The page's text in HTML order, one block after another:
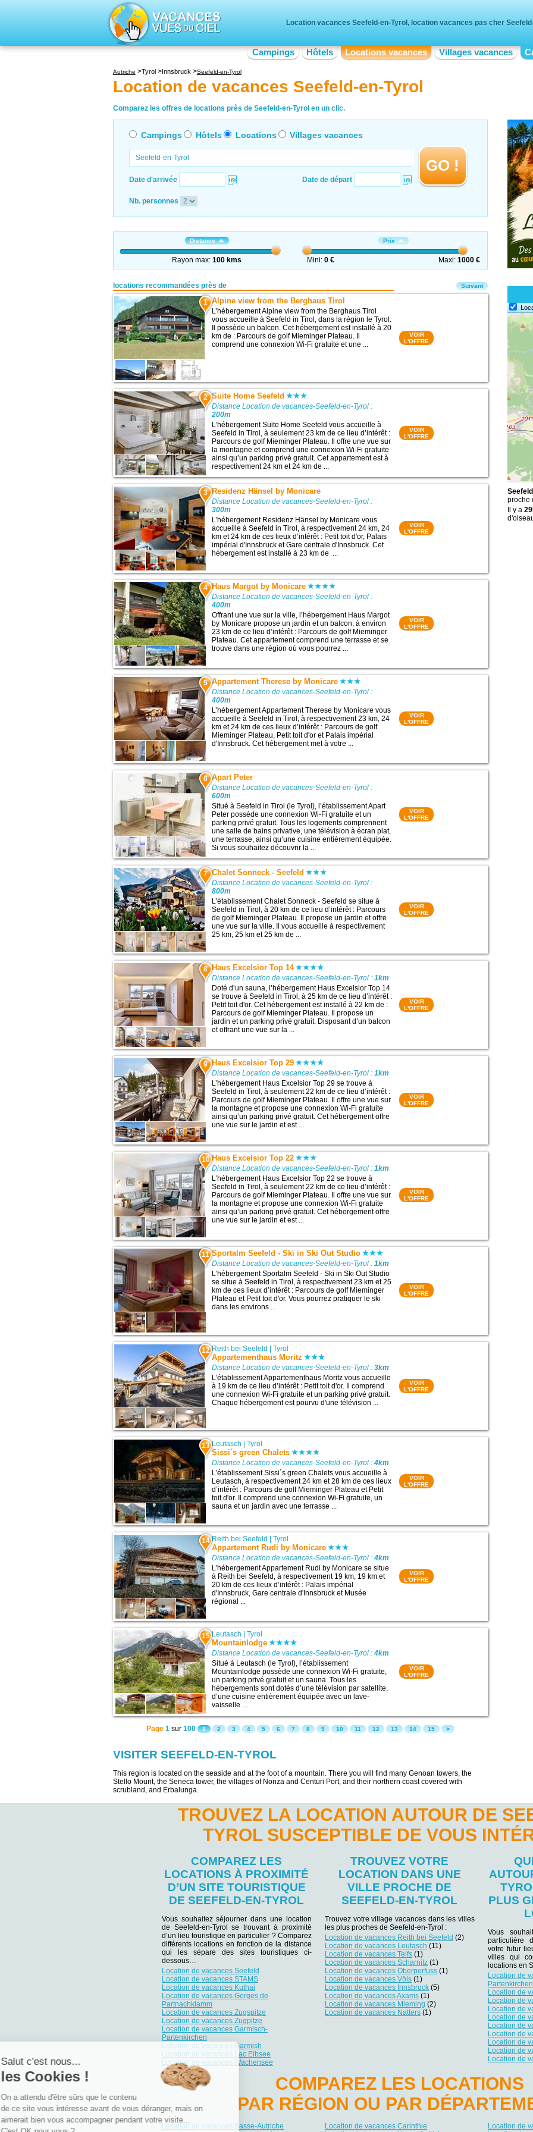
Location vacances Seefeld-en-Tyrol, location vacances pas cher
Campings Hôtels Locations vacances Villages vacances
Autriche Tyrol Innsbruck Seefeld-en-Tyrol
Location de vacances Seefeld-en-Tyrol
Comparez les offres de locations près de Seefeld-en-Tyrol en un clic.
Campings Hôtels Locations Villages vacances
Date d'arrivée Date de départ
GO !
Nb. personnes
Distance
Rayon max:100 kms
Prix
Mini: 0 € Maxi:1000 €
locations recommandées près de
1 Alpine view from the Berghaus Tirol
L’hébergement Alpine view from the Berghaus Tirol
vous accueille à Seefeld in Tirol, dans la région le Tyrol.
Il possède un balcon. Cet hébergement est installé à 20
km de : Parcours de golf Mieminger Plateau. Il
comprend une connexion Wi-Fi gratuite et une ...
VOIR
L'OFFRE
2 Suite Home Seefeld
Distance Location de vacances-Seefeld-en-Tyrol :
200m
L’hébergement Suite Home Seefeld vous accueille à
Seefeld in Tirol, à seulement 23 km de ce lieu d’intérêt :
Parcours de golf Mieminger Plateau. Il offre une vue sur
la montagne et comprend une connexion Wi-Fi gratuite
ainsi qu’un parking privé gratuit. Cet appartement est à
respectivement 24 km et 24 km de ...
VOIR
L'OFFRE
3 Residenz Hänsel by Monicare
Distance Location de vacances-Seefeld-en-Tyrol :
300m
L’hébergement Residenz Hänsel by Monicare vous
accueille à Seefeld in Tirol, à respectivement 24 km, 24
km et 24 km de ces lieux d’intérêt : Petit toit d'or, Palais
impérial d'Innsbruck et Gare centrale d'Innsbruck. Cet
hébergement est installé à 23 km de ...
VOIR
L'OFFRE
4 Haus Margot by Monicare
Distance Location de vacances-Seefeld-en-Tyrol :
400m
Offrant une vue sur la ville, l’hébergement Haus Margot
by Monicare propose un jardin et un balcon, à environ
23 km de ce lieu d’intérêt : Parcours de golf Mieminger
Plateau. Cet appartement comprend une terrasse et se
trouve dans une région où vous pourrez ...
VOIR
L'OFFRE
5 Appartement Therese by Monicare
Distance Location de vacances-Seefeld-en-Tyrol :
400m
L’hébergement Appartement Therese by Monicare vous
accueille à Seefeld in Tirol, à respectivement 23 km, 24
km et 24 km de ces lieux d’intérêt : Parcours de golf
Mieminger Plateau, Petit toit d'or et Palais impérial
d'Innsbruck. Cet hébergement met à votre ...
VOIR
L'OFFRE
6 Apart Peter
Distance Location de vacances-Seefeld-en-Tyrol :
600m
Situé à Seefeld in Tirol (le Tyrol), l’établissement Apart
Peter possède une connexion Wi-Fi gratuite et un
parking privé gratuit. Tous les logements comprennent
une salle de bains privative, une télévision à écran plat,
une terrasse, ainsi qu’une cuisine entièrement équipée.
Si vous souhaitez découvrir la ...
VOIR
L'OFFRE
7 Chalet Sonneck - Seefeld
Distance Location de vacances-Seefeld-en-Tyrol :
800m
L’établissement Chalet Sonneck - Seefeld se situe à
Seefeld in Tirol, à 20 km de ce lieu d’intérêt : Parcours
de golf Mieminger Plateau. Il propose un jardin et offre
une vue sur la ville. Il vous accueille à respectivement
25 km, 25 km et 25 km de ...
VOIR
L'OFFRE
8 Haus Excelsior Top 14
Distance Location de vacances-Seefeld-en-Tyrol :1km
Doté d’un sauna, l’hébergement Haus Excelsior Top 14
se trouve à Seefeld in Tirol, à 25 km de ce lieu d’intérêt :
Petit toit d'or. Cet hébergement est installé à 22 km de :
Parcours de golf Mieminger Plateau. Il propose un
jardin et un parking privé gratuit. Disposant d’un balcon
et offrant une vue sur la ...
VOIR
L'OFFRE
9 Haus Excelsior Top 29
Distance Location de vacances-Seefeld-en-Tyrol :1km
L’hébergement Haus Excelsior Top 29 se trouve à
Seefeld in Tirol, à seulement 22 km de ce lieu d’intérêt :
Parcours de golf Mieminger Plateau. Il offre une vue sur
la montagne et propose une connexion Wi-Fi gratuite
ainsi qu’un parking privé gratuit. Cet hébergement offre
une vue sur le jardin et est ...
VOIR
L'OFFRE
10 Haus Excelsior Top 22
Distance Location de vacances-Seefeld-en-Tyrol :1km
L’hébergement Haus Excelsior Top 22 se trouve à
Seefeld in Tirol, à seulement 22 km de ce lieu d’intérêt :
Parcours de golf Mieminger Plateau. Il offre une vue sur
la montagne et propose une connexion Wi-Fi gratuite
ainsi qu’un parking privé gratuit. Cet hébergement offre
une vue sur le jardin et est ...
VOIR
L'OFFRE
11 Sportalm Seefeld - Ski in Ski Out Studio
Distance Location de vacances-Seefeld-en-Tyrol :1km
L’hébergement Sportalm Seefeld - Ski in Ski Out Studio
se situe à Seefeld in Tirol, à respectivement 23 km et 25
km de ces lieux d’intérêt : Parcours de golf Mieminger
Plateau et Petit toit d'or. Vous pourrez pratiquer le ski
dans les environs ...
VOIR
L'OFFRE
12 Reith bei Seefeld |Tyrol
Appartementhaus Moritz
Distance Location de vacances-Seefeld-en-Tyrol :3km
L’établissement Appartementhaus Moritz vous accueille
à 19 km de ce lieu d’intérêt : Petit toit d'or. Il comprend
une connexion Wi-Fi gratuite et un parking privé gratuit.
Chaque hébergement est pourvu d'une télévision ...
VOIR
L'OFFRE
13 Leutasch |Tyrol
Sissi´s green Chalets
Distance Location de vacances-Seefeld-en-Tyrol :4km
L’établissement Sissi´s green Chalets vous accueille à
Leutasch, à respectivement 24 km et 28 km de ces lieux
d’intérêt : Parcours de golf Mieminger Plateau et Petit
toit d'or. Il comprend une connexion Wi-Fi gratuite, un
sauna et un jardin avec une terrasse ...
VOIR
L'OFFRE
14 Reith bei Seefeld |Tyrol
Appartement Rudi by Monicare
Distance Location de vacances-Seefeld-en-Tyrol :4km
L’hébergement Appartement Rudi by Monicare se situe
à Reith bei Seefeld, à respectivement 19 km, 19 km et
20 km de ces lieux d’intérêt : Palais impérial
d'Innsbruck, Gare centrale d'Innsbruck et Musée
régional ...
VOIR
L'OFFRE
15 Leutasch |Tyrol
Mountainlodge
Distance Location de vacances-Seefeld-en-Tyrol :4km
Situé à Leutasch (le Tyrol), l’établissement
Mountainlodge possède une connexion Wi-Fi gratuite,
un parking privé gratuit et un sauna. Tous les
hébergements sont dotés d’une télévision par satellite,
d’une cuisine entièrement équipée avec un lave-
vaisselle ...
VOIR
L'OFFRE
Suivant
Page 1 sur 100 1 2 3 4 5 6 7 8 9 10 11 12 13 14 15 >
VISITER SEEFELD-EN-TYROL
This region is located on the seaside and at the foot of a mountain. There you will find many Genoan towers, the
Stello Mount, the Seneca tower, the villages of Nonza and Centuri Port, and their northern coast covered with
scrubland, and Erbalunga.
proche
Il y a
TROUVEZ LA LOCATION AUTOUR DE
TYROL SUSCEPTIBLE DE VOUS
COMPAREZ LES
LOCATIONS À PROXIMITÉ
D’UN SITE TOURISTIQUE
DE SEEFELD-EN-TYROL
Vous souhaitez séjourner dans une location
de Seefeld-en-Tyrol se trouvant à proximité
d’un lieu touristique en particulier ? Comparez
différents locations en fonction de la distance
qui les sépare des sites touristiques ci-
dessous…
Location de vacances Seefeld
Location de vacances STAMS
Location de vacances Kuthai
Location de vacances Gorges de
Partnachklamm
Location de vacances Zugspitze
Location de vacances Zugpitze
Location de vacances Garmisch-
Partenkirchen
Location de vacances Garmish
Location de vacances Lac Eibsee
Location de vacances Wachensee
TROUVEZ VOTRE
LOCATION DANS UNE
VILLE PROCHE DE
SEEFELD-EN-TYROL
Trouvez votre village vacances dans les villes
les plus proches de Seefeld-en-Tyrol :
Location de vacances Reith bei Seefeld (2)
Location de vacances Leutasch (11)
Location de vacances Telfs (1)
Location de vacances Scharnitz (1)
Location de vacances Oberperfuss (1)
Location de vacances Völs (1)
Location de vacances Innsbruck (5)
Location de vacances Axams (1)
Location de vacances Mieming (2)
Location de vacances Natters (1)
PLUS
Vous
particulière
votre futur
villes qui
locations en
Location de
Partenkirchen
Location de
Location de
Location de
Location de
Location de
Location de
Location de
Location de
Location de
COMPAREZ LES LOCATIONS
PAR RÉGION OU PAR
Location de vacances Basse-Autriche
Location de vacances Carinthie
Location de
Salut c'est nous...
les Cookies !
On a attendu d'être sûrs que le contenu
de ce site vous intéresse avant de vous déranger, mais on
aimerait bien vous accompagner pendant votre visite...